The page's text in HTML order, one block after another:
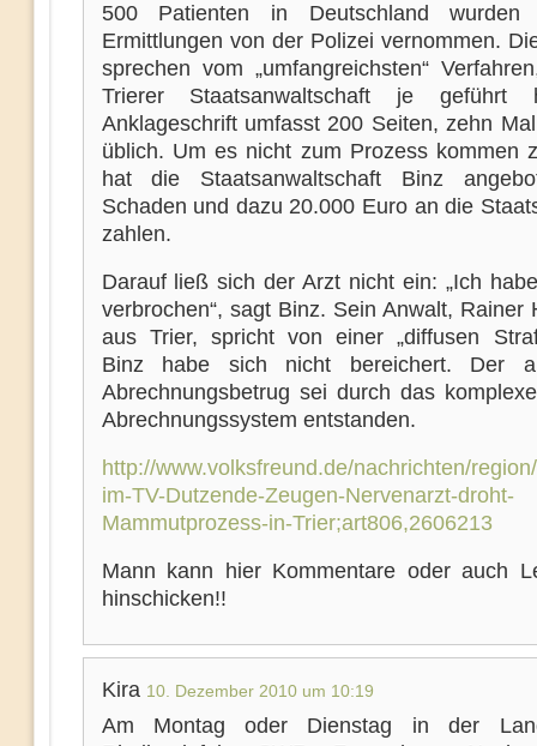
500 Patienten in Deutschland
Ermittlungen von der Polizei vernommen.
sprechen vom „umfangreichsten“
Trierer Staatsanwaltschaft je geführt
Anklageschrift umfasst 200 Seiten, zehn
üblich. Um es nicht zum Prozess kommen
hat die Staatsanwaltschaft Binz
Schaden und dazu 20.000 Euro an die
zahlen.
Darauf ließ sich der Arzt nicht ein: „Ich
verbrochen“, sagt Binz. Sein Anwalt, Rainer
aus Trier, spricht von einer „diffusen
Binz habe sich nicht bereichert. Der
Abrechnungsbetrug sei durch das
Abrechnungssystem entstanden.
http://www.volksfreund.de/nachrichten/
im-TV-Dutzende-Zeugen-Nervenarzt-droht-
Mammutprozess-in-Trier;art806,2606213
Mann kann hier Kommentare oder auch
hinschicken!!
Kira 10. Dezember 2010 um 10:19
Am Montag oder Dienstag in der